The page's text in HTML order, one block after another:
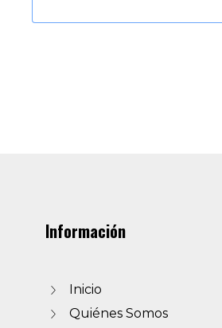
Información
Inicio
Quiénes Somos